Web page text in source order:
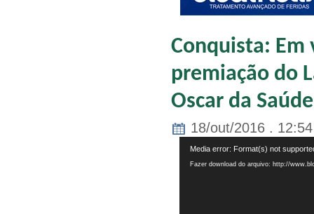
Conquista: Em
premiação do
Oscar da Saúde
18/out/2016 . 12:54
vídeo
Media error: Format(s) not
Fazer download do arquivo: http://